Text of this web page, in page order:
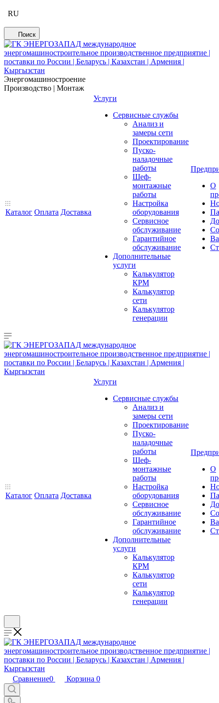
RU
Поиск
Энергомашиностроение
Производство | Монтаж
Каталог Оплата Доставка
Услуги
Сервисные службы
Анализ и
замеры сети
Проектирование
Пуско-
наладочные
работы
Шеф-
монтажные
работы
Настройка
оборудования
Сервисное
обслуживание
Гарантийное
обслуживание
Дополнительные
услуги
Калькулятор
КРМ
Калькулятор
сети
Калькулятор
генерации
О
Каталог Оплата Доставка
Услуги
Сервисные службы
Анализ и
замеры сети
Проектирование
Пуско-
наладочные
работы
Шеф-
монтажные
работы
Настройка
оборудования
Сервисное
обслуживание
Гарантийное
обслуживание
Дополнительные
услуги
Калькулятор
КРМ
Калькулятор
сети
Калькулятор
генерации
О
Сравнение0 Корзина 0